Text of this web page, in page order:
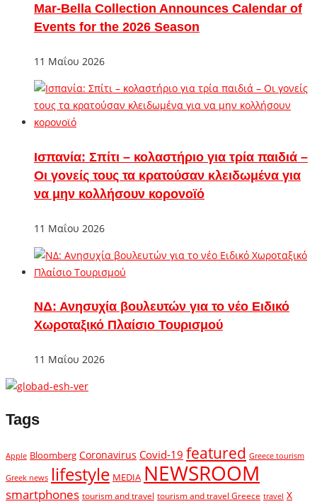
Mar-Bella Collection Announces Calendar of
Events for the 2026 Season
11 Μαΐου 2026
Ισπανία: Σπίτι – κολαστήριο για τρία παιδιά –
Οι γονείς τους τα κρατούσαν κλειδωμένα για
να μην κολλήσουν κορονοϊό
11 Μαΐου 2026
ΝΔ: Ανησυχία βουλευτών για το νέο Ειδικό
Χωροταξικό Πλαίσιο Τουρισμού
11 Μαΐου 2026
Tags
Apple Bloomberg Coronavirus Covid-19 featured Greece tourism
Greek news lifestyle MEDIA NEWSROOM
smartphones tourism and travel tourism and travel Greece travel X